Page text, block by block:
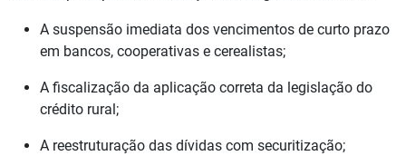
A suspensão imediata dos vencimentos de curto prazo
em bancos, cooperativas e cerealistas;
A fiscalização da aplicação correta da legislação do
crédito rural;
A reestruturação das dívidas com securitização;